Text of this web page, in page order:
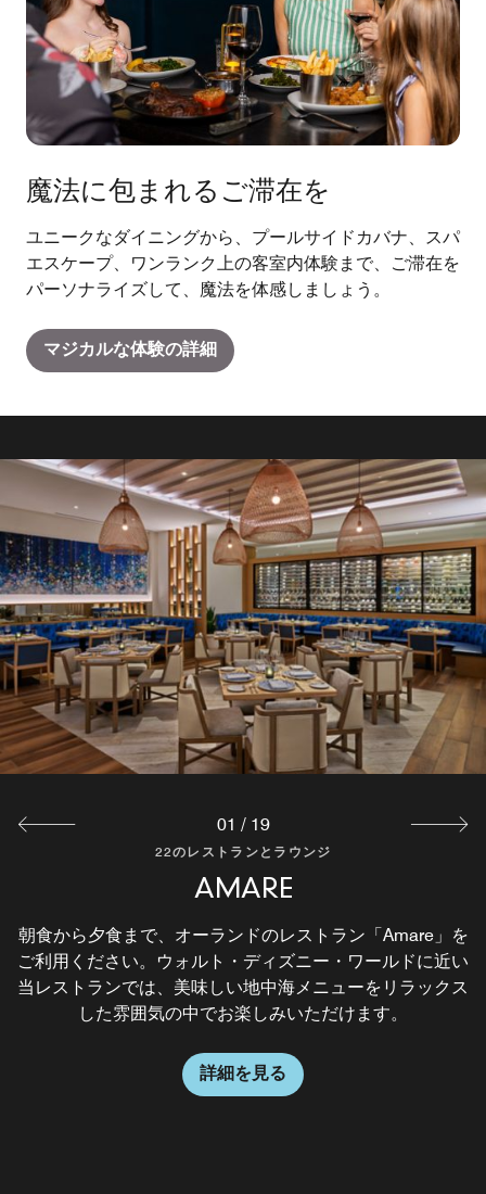
魔法に包まれるご滞在を
ユニークなダイニングから、プールサイドカバナ、スパ
エスケープ、ワンランク上の客室内体験まで、ご滞在を
パーソナライズして、魔法を体感しましょう。
マジカルな体験の詳細
22のレストランとラウンジ
AMARE
朝食から夕食まで、オーランドのレストラン「Amare」を
ご利用ください。ウォルト・ディズニー・ワールドに近い
当レストランでは、美味しい地中海メニューをリラックス
した雰囲気の中でお楽しみいただけます。
詳細を見る
22のレストランとラウンジ
IL MULINO NEW YORK TRATTORIA
ニューヨーク屈指のイタリア料理レストランがオーランド
にオープンしました。フェルナンド・マッシとジーノ・マ
ッシが手掛ける素朴な雰囲気の「Il Mulino」は、地元産の
食材も取り入れて季節のお料理をご提供するスマートカジ
詳細を見る
22のレストランとラウンジ
BOURBON STEAK – TEMPORARILY
「Bourbon Steak」が細部にまでこだわり、思い出に残る
お食事をご提供いたします。シェフのマイケル・ミーナ
は、愉しい定番の味に感動的な斬新さをバランスよく取り
的なリチュアルに新たな喜びを。
22のレストランとラウンジ
TODD ENGLISH'S BLUEZOO
国際的に有名なシェフ、トッド・イングリッシュが、この
土地ならではの味をお届けいたします。活気あふれる雰囲
気の中で、新鮮なシーフードの数々をお楽しみください。
AAAフォーダイアモンドアワードの栄誉に輝き、また『ワ
います。
22のレストランとラウンジ
KIMONOS
「Kimonos」で本格的な日本料理はいかがですか。受賞歴
を誇る当日本料理レストランでは、美しい盛り付けの寿司
を洗練された空間でお召し上がりいただけます。夜にはカ
ラオケをお楽しみください。
詳細を見る
22のレストランとラウンジ
ROSA MEXICANO
本格的なメキシコ料理を新たな解釈でご提供する「Rosa
Mexicano」。スタイリッシュでフェスティブな雰囲気の
中、昔ながらの定番料理や洗練されたお料理をお楽しみく
ださい。 すべてのお料理に、創業者ジョセフィーナ・ハ
づいています。
22のレストランとラウンジ
GARDEN GROVE (OPEN
SUMMER BREAK)
ご家族でのお食事にぴったりの「Garden Grove」。オー
ランドにあるこの個性的なレストランの中央には、高さ約
と紙製のランタンで飾られたその姿は、お食事をされるお
客様の目にはまさに壮観です。ほぼ毎日、朝食にご利用い
22のレストランとラウンジ
CABANA BAR & BEACH CLUB
ディズニー・ワールドの各テーマパークにごく近いレイク
ブエナビスタのレストラン＆ビーチクラブ。カジュアルな
がらもシックな雰囲気の店内で、種類豊富で上品な前菜
や、サラダ、美味しいフラットブレッド、メインディッシ
詳細を見る
22のレストランとラウンジ
SPLASH POOL BAR
レイクブエナビスタのプールサイドバーでは、カクテル、
ビール、ワイン、軽食メニューをご用意しています。
詳細を見る
22のレストランとラウンジ
THE FOUNTAIN
新鮮なサラダやお好みに合わせてお作りするグリルドバー
ガーのほか、バラエティ豊かなサンドイッチとデザートを
ご用意しています。 ホームメイドのアイスクリームやソ
フトクリームもどうぞ。
詳細を見る
22のレストランとラウンジ
TANGERINE
プールサイドで特製ドリンクやフラットブレッドなど、カ
ジュアルなお食事をお楽しみください。
詳細を見る
22のレストランとラウンジ
FUEL
手軽な朝食の調達は「Fuel」で。ウォルト・ディスニー・
ワールドの各テーマパークへのお出かけ前に、ぜひお立ち
寄りください。フロリダ州レイクブエナビスタの当カジュ
アルレストランでは、サンドイッチや、軽食、特製コーヒ
意しています。
22のレストランとラウンジ
CHILL
「Chill」では、コールドファッションド、マンゴーマルガ
リータ、パロマなどのユニークなフローズンカクテルや、
ビール、ワインなど、爽やかなドリンクを片手に一息つい
ていただけます。ソフトドリンク、軽食、チップス、クッ
アルな雰囲気の中お食事をお楽しみください。
22のレストランとラウンジ
JAVA
レイクブエナビスタの当ホテルロビーでエスプレッソやカ
プチーノを楽しみながら、ごゆっくりお過ごしください。
「Java」では、出来立ての朝食、サンドイッチ、ペスト
リー、軽食など、ご家族全員でお楽しみいただける多彩な
詳細を見る
22のレストランとラウンジ
GROUNDS
ウォルト・ディズニー・ワールド・リゾートの喧騒から離
れて、オーランドのコーヒーハウス「Grounds」のカジュ
アルなお食事で一息つきませんか。テイクアウト専門の当
レストランでは、コーヒーや軽食をご提供しています。朝
詳細を見る
22のレストランとラウンジ
LAGOON GAMES, LANES & EATS
「Lagoon」では、最先端の体験型ゲーム、スリリングな
新作や不朽の名作を揃え、興奮とエンターテインメントの
究極の融合をお楽しみいただけます。ご家族でのアドベン
チャーにも、夜のお出かけにも最適な、年齢を問わず没入
詳細を見る
22のレストランとラウンジ
PHINS
当リゾート内のレストランでお食事をした後は、ウォル
ト・ディスニー・ワールド・ドルフィンの新設ロビーにあ
る「Phins」で、クラフトカクテルをお楽しみください。
レイクブエナビスタのモダンなバーに設けたコンテンポラ
ご賞味いただけます。
22のレストランとラウンジ
STIR
常夏の雰囲気溢れる開放的なロビー空間で、カクテルや軽
食をお楽しみください。
詳細を見る
22のレストランとラウンジ
PIES PIZZA
焼きたてのおいしいピザをお召し上がりください。パーク
での一日の後も、リゾートで楽しい時間を過ごした後に
も、当リゾート内のどこからでも便利な方法でご注文いた
だけるため、今まで以上に簡単に無性に食べたくなるあの
一切れを味わえるようになりました。
01 / 19